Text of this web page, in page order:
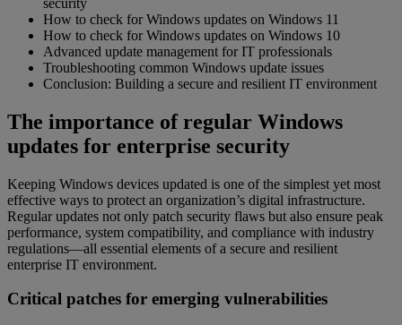
How to check for Windows updates on Windows 11
How to check for Windows updates on Windows 10
Advanced update management for IT professionals
Troubleshooting common Windows update issues
Conclusion: Building a secure and resilient IT environment
The importance of regular Windows
updates for enterprise security
Keeping Windows devices updated is one of the simplest yet most
effective ways to protect an organization’s digital infrastructure.
Regular updates not only patch security flaws but also ensure peak
performance, system compatibility, and compliance with industry
regulations—all essential elements of a secure and resilient
enterprise IT environment.
Critical patches for emerging vulnerabilities